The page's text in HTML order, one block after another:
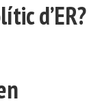
d’ER?